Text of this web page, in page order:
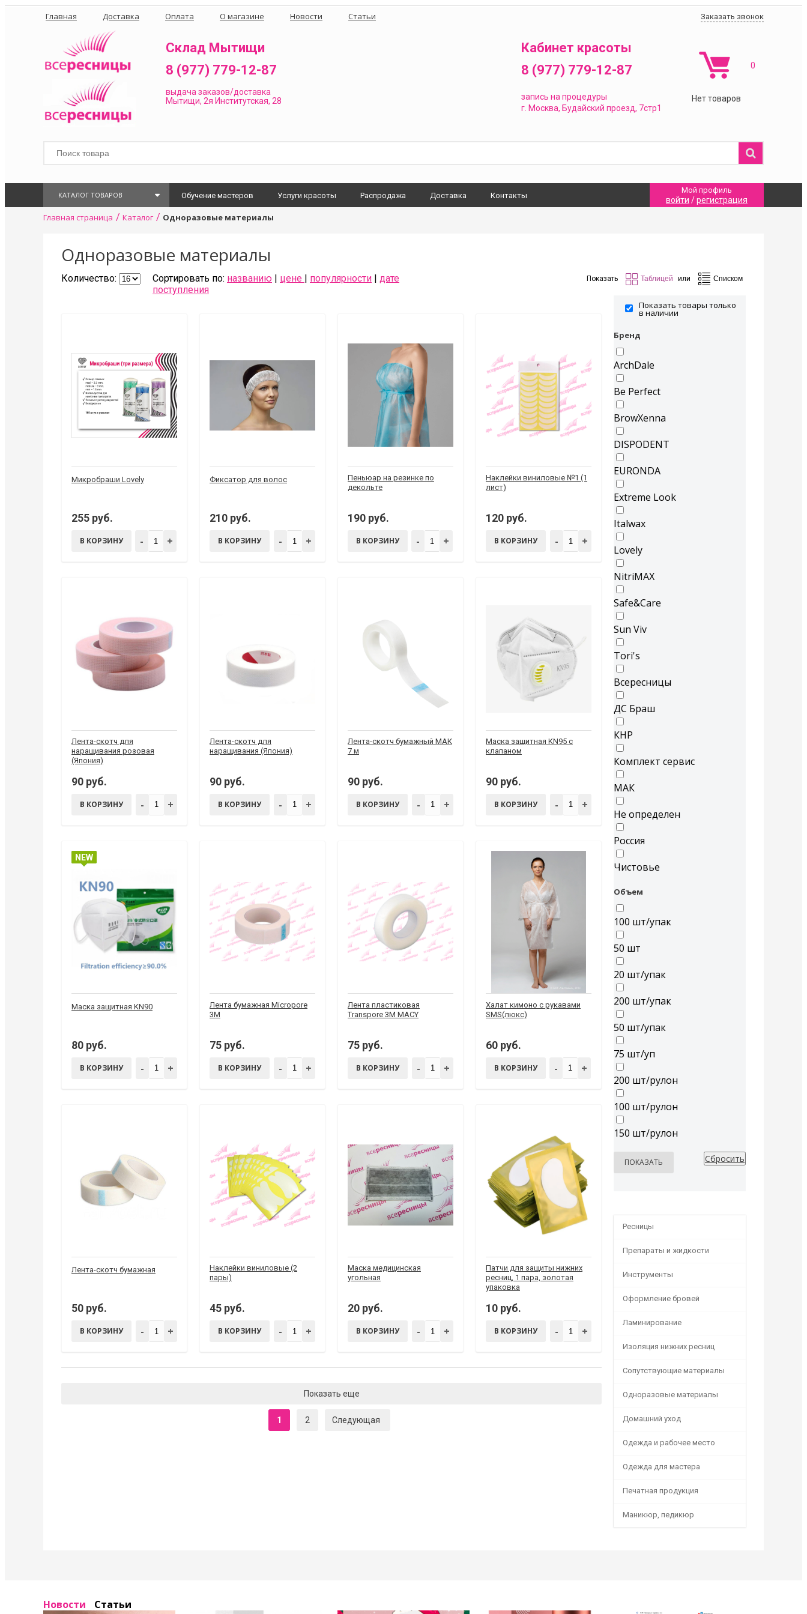
Главная Доставка Оплата О магазине Новости Статьи Заказать звонок
Склад Мытищи
8 (977) 779-12-87
выдача заказов/доставка
Мытищи, 2я Институтская, 28
Кабинет красоты
8 (977) 779-12-87
запись на процедуры
г. Москва, Будайский проезд, 7стр1
Нет товаров
0
КАТАЛОГ ТОВАРОВ Обучение мастеров Услуги красоты Распродажа Доставка Контакты
Мой профиль
войти /регистрация
Главная страница / Каталог / Одноразовые материалы
Одноразовые материалы
Показать или
Количество: Сортировать по: названию цене популярности
дате
поступления
Показать товары только
в наличии
Бренд
ArchDale
Be Perfect
BrowXenna
DISPODENT
EURONDA
Extreme Look
Italwax
Lovely
NitriMAX
Safe&Care
Sun Viv
Tori's
Всересницы
ДС Браш
КНР
Комплект сервис
МАК
Не определен
Россия
Чистовье
Объем
100 шт/упак
50 шт
20 шт/упак
200 шт/упак
50 шт/упак
75 шт/уп
200 шт/рулон
100 шт/рулон
150 шт/рулон
Ресницы
Препараты и жидкости
Инструменты
Оформление бровей
Ламинирование
Изоляция нижних ресниц
Сопутствующие материалы
Одноразовые материалы
Домашний уход
Одежда и рабочее место
Одежда для мастера
Печатная продукция
Маникюр, педикюр
Микробраши Lovely
255 руб.
В КОРЗИНУ - +
Фиксатор для волос
210 руб.
- +
В КОРЗИНУ
Пеньюар на резинке по
декольте
190 руб.
В КОРЗИНУ - +
Наклейки виниловые №1 (1
лист)
120 руб.
- +
В КОРЗИНУ
Лента-скотч для
наращивания розовая
(Япония)
90 руб.
- +
В КОРЗИНУ
Лента-скотч для
наращивания (Япония)
90 руб.
- +
В КОРЗИНУ
Лента-скотч бумажный МАК
7 м
90 руб.
- +
В КОРЗИНУ
Маска защитная KN95 с
клапаном
90 руб.
- +
В КОРЗИНУ
ХИТ
NEW
Маска защитная KN90
80 руб.
- +
В КОРЗИНУ
Лента бумажная Micropore
3M
75 руб.
- +
В КОРЗИНУ
Лента пластиковая
Transpore 3M MACY
75 руб.
- +
В КОРЗИНУ
Халат кимоно с рукавами
SMS(люкс)
60 руб.
В КОРЗИНУ - +
Лента-скотч бумажная
50 руб.
- +
В КОРЗИНУ
Наклейки виниловые (2
пары)
45 руб.
- +
В КОРЗИНУ
Маска медицинская
угольная
20 руб.
- +
В КОРЗИНУ
Патчи для защиты нижних
ресниц, 1 пара, золотая
упаковка
10 руб.
- +
В КОРЗИНУ
Показать еще
1 2 Следующая
Новости Статьи